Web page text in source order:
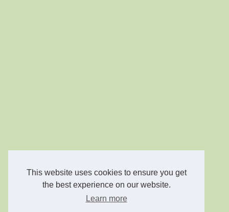
This website uses cookies to ensure you get
the best experience on our website.
Learn more